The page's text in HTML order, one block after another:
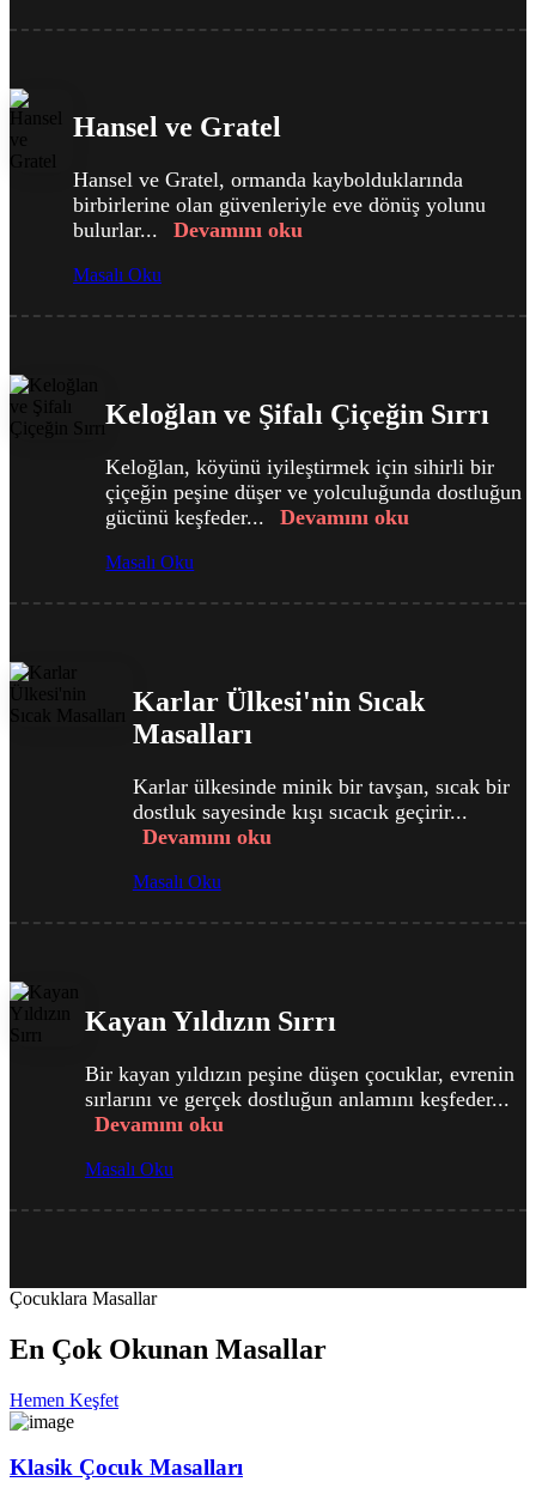
Hansel ve Gratel
Hansel ve Gratel, ormanda kaybolduklarında
birbirlerine olan güvenleriyle eve dönüş yolunu
bulurlar...
Devamını oku
Masalı Oku
Keloğlan ve Şifalı Çiçeğin Sırrı
Keloğlan, köyünü iyileştirmek için sihirli bir
çiçeğin peşine düşer ve yolculuğunda dostluğun
gücünü keşfeder...
Devamını oku
Masalı Oku
Karlar Ülkesi'nin Sıcak
Masalları
Karlar ülkesinde minik bir tavşan, sıcak bir
dostluk sayesinde kışı sıcacık geçirir...
Devamını oku
Masalı Oku
Kayan Yıldızın Sırrı
Bir kayan yıldızın peşine düşen çocuklar, evrenin
sırlarını ve gerçek dostluğun anlamını keşfeder...
Devamını oku
Masalı Oku
Çocuklara Masallar
En Çok Okunan Masallar
Hemen Keşfet
Klasik Çocuk Masalları